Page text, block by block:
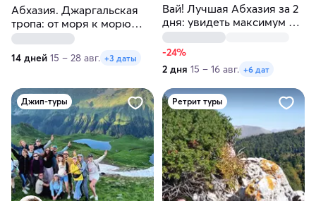
Абхазия. Джаргальская
тропа: от моря к морю
через горы
14 дней 15 – 28 авг. +3 даты
Вай! Лучшая Абхазия за 2
дня: увидеть максимум и
отдохнуть
-24%
2 дня 15 – 16 авг. +6 дат
Джип-туры Ретрит туры